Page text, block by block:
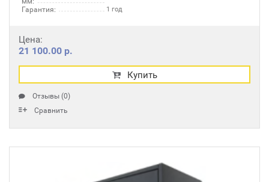
Гарантия: 1 год
Цена:
21 100.00 р.
Купить
Отзывы (0)
Сравнить